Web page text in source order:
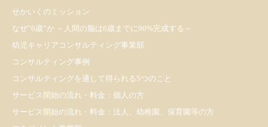
せかいくのミッション
なぜ”6歳”か ～人間の脳は6歳までに90%完成する～
幼児キャリアコンサルティング事業部
コンサルティング事例
コンサルティングを通して得られる5つのこと
サービス開始の流れ・料金：個人の方
サービス開始の流れ・料金：法人、幼稚園、保育園等の方